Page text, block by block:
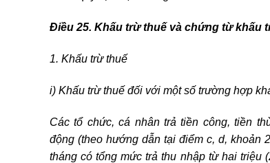
Điều 25. Khấu trừ thuế và chứng từ khấu
1. Khấu trừ thuế
i) Khấu trừ thuế đối với một số trường hợp
Các tổ chức, cá nhân trả tiền công, tiền
động (theo hướng dẫn tại điểm c, d, khoản
tháng có tổng mức trả thu nhập từ hai triệu